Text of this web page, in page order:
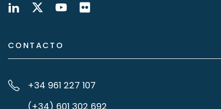
CONTACTO
+34 961 227 107
(+34) 601 302 692